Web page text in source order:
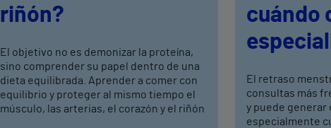
riñón?
El objetivo no es demonizar la proteína,
sino comprender su papel dentro de una
dieta equilibrada. Aprender a comer con
equilibrio y proteger al mismo tiempo el
músculo, las arterias, el corazón y el riñón
cuándo
El retraso
consultas más
y puede generar
especialmente